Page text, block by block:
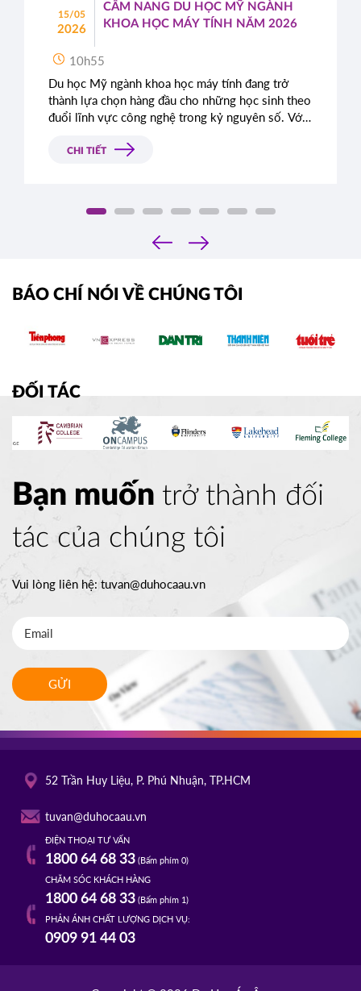
15/05
2026
CẨM NANG DU HỌC MỸ NGÀNH
KHOA HỌC MÁY TÍNH NĂM 2026
10h55
Du học Mỹ ngành khoa học máy tính đang trở
thành lựa chọn hàng đầu cho những học sinh theo
đuổi lĩnh vực công nghệ trong kỷ nguyên số. Với
tập đoàn công nghệ lớn và triển vọng nghề nghiệp
năm 2026 sẽ giúp học sinh và phụ huynh hiểu rõ
điều kiện, chi phí, cũng như chiến lược xây dựng
hồ sơ hiệu quả để gia tăng cơ hội trúng tuyển vào
CHI TIẾT
‹
›
BÁO CHÍ NÓI VỀ CHÚNG TÔI
ĐỐI TÁC
Bạn muốn trở thành đối
tác của chúng tôi
Vui lòng liên hệ:tuvan@duhocaau.vn
GỬI
52 Trần Huy Liệu, P. Phú Nhuận, TP.HCM
tuvan@duhocaau.vn
ĐIỆN THOẠI TƯ VẤN
1800 64 68 33(Bấm phím 0)
CHĂM SÓC KHÁCH HÀNG
1800 64 68 33(Bấm phím 1)
PHẢN ÁNH CHẤT LƯỢNG DỊCH VỤ:
0909 91 44 03